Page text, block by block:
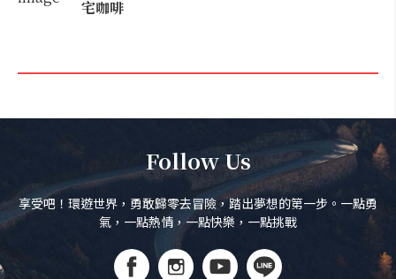
宅咖啡
Follow Us
享受吧！環遊世界，勇敢歸零去冒險，踏出夢想的第一步。一點勇
氣，一點熱情，一點快樂，一點挑戰